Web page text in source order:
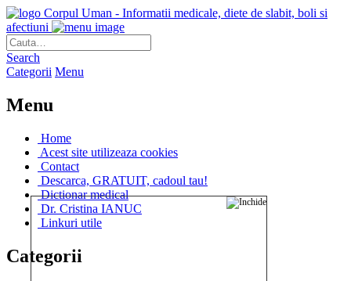
Corpul Uman - Informatii medicale, diete de slabit, boli si
afectiuni
Search
Categorii Menu
Menu
Home
Acest site utilizeaza cookies
Contact
Descarca, GRATUIT, cadoul tau!
Dictionar medical
Dr. Cristina IANUC
Linkuri utile
Categorii